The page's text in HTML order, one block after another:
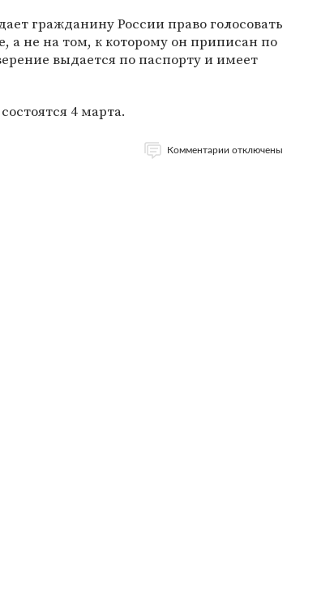
гражданину России право голосовать
а не на том, к которому он приписан по
выдается по паспорту и имеет
4 марта.
Комментарии отключены